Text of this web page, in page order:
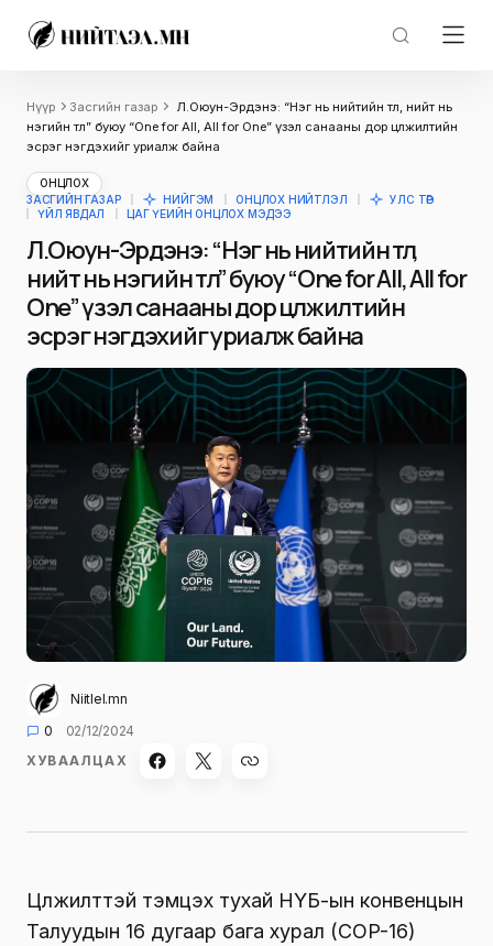
Нүүр Засгийн газар
Л.Оюун-Эрдэнэ: “Нэг нь нийтийн төлөө, нийт нь
нэгийн төлөө” буюу “One for All, All for One” үзэл санааны дор цөлжилтийн
эсрэг нэгдэхийг уриалж байна
ОНЦЛОХ
ЗАСГИЙН ГАЗАР
НИЙГЭМ ОНЦЛОХ НИЙТЛЭЛ
УЛС ТӨР
ҮЙЛ ЯВДАЛ
ЦАГ ҮЕИЙН ОНЦЛОХ МЭДЭЭ
Л.Оюун-Эрдэнэ: “Нэг нь нийтийн төлөө,
нийт нь нэгийн төлөө” буюу “One for All, All for
One” үзэл санааны дор цөлжилтийн
эсрэг нэгдэхийг уриалж байна
Niitlel.mn
0
02/12/2024
ХУВААЛЦАХ
Цөлжилттэй тэмцэх тухай НҮБ-ын конвенцын
Талуудын 16 дугаар бага хурал (COP-16)